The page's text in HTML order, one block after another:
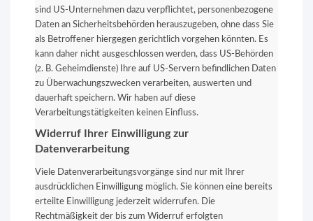
sind US-Unternehmen dazu verpflichtet, personenbezogene
Daten an Sicherheitsbehörden herauszugeben, ohne dass Sie
als Betroffener hiergegen gerichtlich vorgehen könnten. Es
kann daher nicht ausgeschlossen werden, dass US-Behörden
(z. B. Geheimdienste) Ihre auf US-Servern befindlichen Daten
zu Überwachungszwecken verarbeiten, auswerten und
dauerhaft speichern. Wir haben auf diese
Verarbeitungstätigkeiten keinen Einfluss.
Widerruf Ihrer Einwilligung zur
Datenverarbeitung
Viele Datenverarbeitungsvorgänge sind nur mit Ihrer
ausdrücklichen Einwilligung möglich. Sie können eine bereits
erteilte Einwilligung jederzeit widerrufen. Die
Rechtmäßigkeit der bis zum Widerruf erfolgten